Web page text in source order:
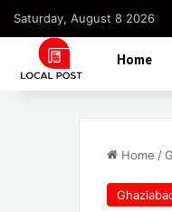
Saturday, August 8 2026
Home
Home /